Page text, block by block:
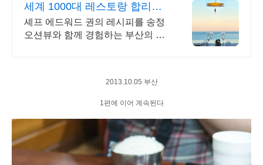
세계 1000대 레스토랑 합리적
인 프렌치 파인다이닝
셰프 에드워드 권의 레시피를 송정
오션뷰와 함께 경험하는 부산의 명
2013.10.05 부산
1편에 이어 계속된다